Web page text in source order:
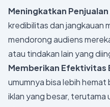
Meningkatkan
kredibilitas dan jangkauan
mendorong audiens
atau tindakan lain yang
Memberikan Efektivitas
umumnya bisa lebih
iklan yang besar, terutama